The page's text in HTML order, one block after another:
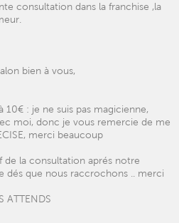
consultation dans la franchise ,la
bien à vous,
: je ne suis pas magicienne,
moi, donc je vous remercie de me
merci beaucoup
de la consultation aprés notre
dés que nous raccrochons .. merci
ATTENDS